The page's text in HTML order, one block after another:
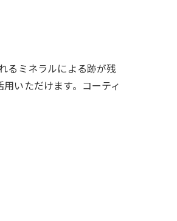
るミネラルによる跡が残
いただけます。コーティ